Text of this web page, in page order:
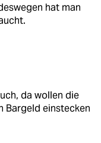
hat man
da wollen die
Bargeld einstecken